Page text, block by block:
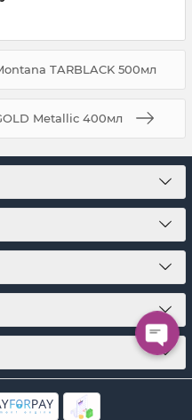
TARBLACK 500мл
Metallic 400мл